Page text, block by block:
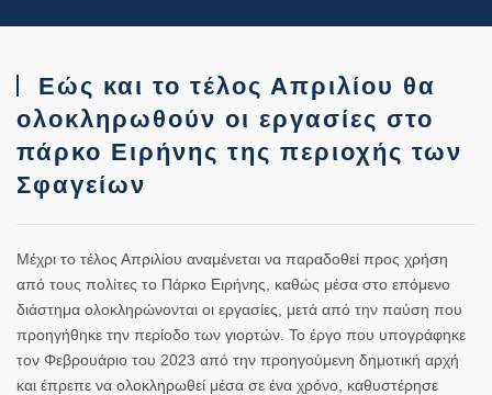
Εώς και το τέλος Απριλίου θα
ολοκληρωθούν οι εργασίες στο
πάρκο Ειρήνης της περιοχής των
Σφαγείων
Μέχρι το τέλος Απριλίου αναμένεται να παραδοθεί προς χρήση
από τους πολίτες το Πάρκο Ειρήνης, καθώς μέσα στο επόμενο
διάστημα ολοκληρώνονται οι εργασίες, μετά από την παύση που
προηγήθηκε την περίοδο των γιορτών. Το έργο που υπογράφηκε
τον Φεβρουάριο του 2023 από την προηγούμενη δημοτική αρχή
και έπρεπε να ολοκληρωθεί μέσα σε ένα χρόνο, καθυστέρησε